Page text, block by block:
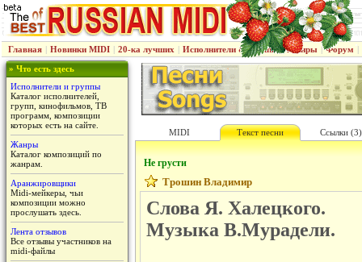
Главная | Новинки MIDI | 20-ка лучших | Исполнители & группы | Жанры | Форум |
» Что есть здесь
Исполнители и группы
Каталог исполнителей,
групп, кинофильмов, ТВ
программ, композиции
которых есть на сайте.
Жанры
Каталог композиций по
жанрам.
Аранжировщики
Midi-мейкеры, чьи
композиции можно
прослушать здесь.
Лента отзывов
Все отзывы участников на
midi-файлы
MIDI Текст песни Ссылки (3)
Не грусти
Трошин Владимир
Слова Я. Халецкого.
Музыка В.Мурадели.